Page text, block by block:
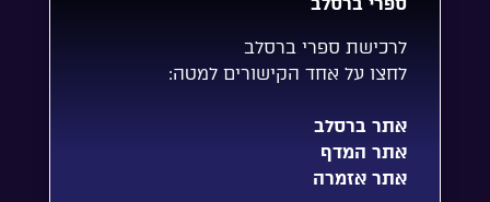
לרכישת ספרי ברסלב
לחצו על אחד הקישורים למטה:
אתר ברסלב
אתר המדף
אתר אזמרה